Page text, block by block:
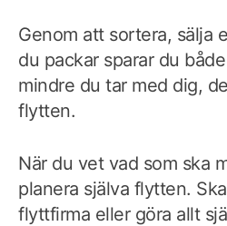
Genom att sortera, sälja
du packar sparar du
mindre du tar med dig,
flytten.
När du vet vad som ska
planera själva flytten.
flyttfirma eller göra allt